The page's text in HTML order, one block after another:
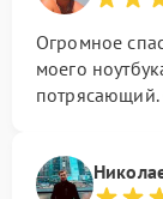
Огромное
моего
потрясающий.